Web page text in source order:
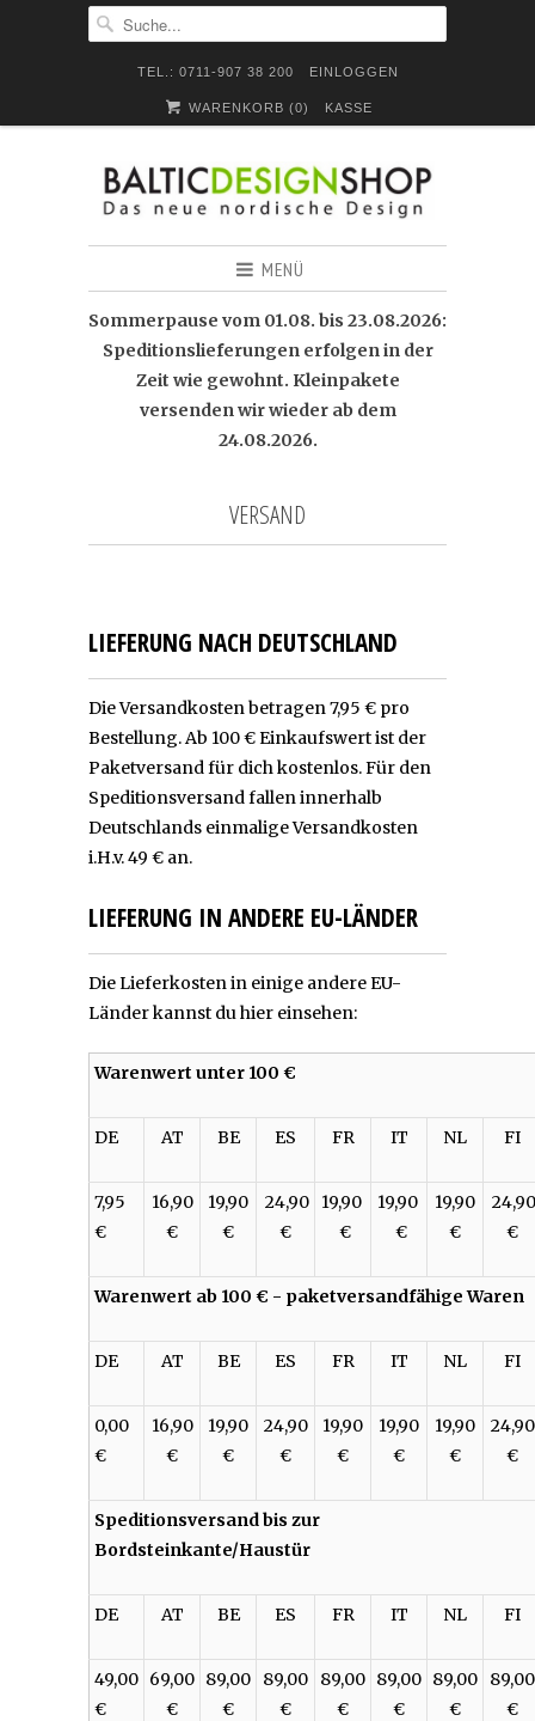
TEL.: 0711-907 38 200 EINLOGGEN
WARENKORB (0) KASSE
MENÜ
Sommerpause vom 01.08. bis 23.08.2026:
Speditionslieferungen erfolgen in der
Zeit wie gewohnt. Kleinpakete
versenden wir wieder ab dem
24.08.2026.
VERSAND
LIEFERUNG NACH DEUTSCHLAND
Die Versandkosten betragen 7,95 € pro
Bestellung. Ab 100 € Einkaufswert ist der
Paketversand für dich kostenlos. Für den
Speditionsversand fallen innerhalb
Deutschlands einmalige Versandkosten
i.H.v. 49 € an.
LIEFERUNG IN ANDERE EU-LÄNDER
Die Lieferkosten in einige andere EU-
Länder kannst du hier einsehen:
Warenwert unter 100 €
DE AT BE ES FR IT NL FI
7,95
€
16,90
€
19,90
€
24,90
€
19,90
€
19,90
€
19,90
€
24,90
€
Warenwert ab 100 € - paketversandfähige Waren
DE AT BE ES FR IT NL FI
0,00
€
16,90
€
19,90
€
24,90
€
19,90
€
19,90
€
19,90
€
24,90
€
Speditionsversand bis zur
Bordsteinkante/Haustür
DE AT BE ES FR IT NL FI
49,00
€
69,00
€
89,00
€
89,00
€
89,00
€
89,00
€
89,00
€
89,00
€